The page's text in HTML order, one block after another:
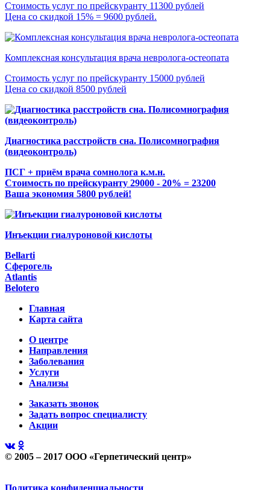
Стоимость услуг по прейскуранту 11300 рублей
Цена со скидкой 15% = 9600 рублей.
Комплексная консультация врача невролога-остеопата
Стоимость услуг по прейскуранту 15000 рублей
Цена со скидкой 8500 рублей
Диагностика расстройств сна. Полисомнография
(видеоконтроль)
ПСГ + приём врача сомнолога к.м.н.
Стоимость по прейскуранту 29000 - 20% = 23200
Ваша экономия 5800 рублей!
Инъекции гиалуроновой кислоты
Bellarti
Сферогель
Atlantis
Belotero
Главная
Карта сайта
О центре
Направления
Заболевания
Услуги
Анализы
Заказать звонок
Задать вопрос специалисту
Акции
© 2005 – 2017 ООО «Герпетический центр»